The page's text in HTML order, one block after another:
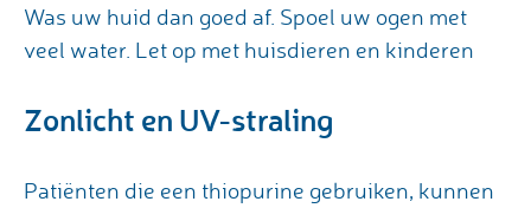
Was uw huid dan goed af. Spoel uw ogen met
veel water. Let op met huisdieren en kinderen
Zonlicht en UV-straling
Patiënten die een thiopurine gebruiken, kunnen